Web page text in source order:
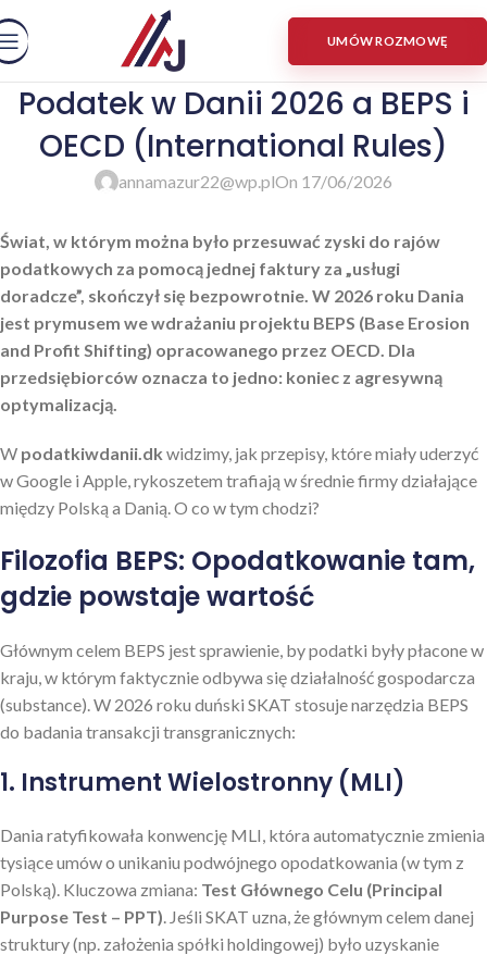
UMÓW ROZMOWĘ
Podatek w Danii 2026 a BEPS i
OECD (International Rules)
annamazur22@wp.plOn 17/06/2026
Świat, w którym można było przesuwać zyski do rajów
podatkowych za pomocą jednej faktury za „usługi
doradcze”, skończył się bezpowrotnie. W 2026 roku Dania
jest prymusem we wdrażaniu projektu BEPS (Base Erosion
and Profit Shifting) opracowanego przez OECD. Dla
przedsiębiorców oznacza to jedno: koniec z agresywną
optymalizacją.
W podatkiwdanii.dk widzimy, jak przepisy, które miały uderzyć
w Google i Apple, rykoszetem trafiają w średnie firmy działające
między Polską a Danią. O co w tym chodzi?
Filozofia BEPS: Opodatkowanie tam,
gdzie powstaje wartość
Głównym celem BEPS jest sprawienie, by podatki były płacone w
kraju, w którym faktycznie odbywa się działalność gospodarcza
(substance). W 2026 roku duński SKAT stosuje narzędzia BEPS
do badania transakcji transgranicznych:
1. Instrument Wielostronny (MLI)
Dania ratyfikowała konwencję MLI, która automatycznie zmienia
tysiące umów o unikaniu podwójnego opodatkowania (w tym z
Polską). Kluczowa zmiana: Test Głównego Celu (Principal
Purpose Test – PPT). Jeśli SKAT uzna, że głównym celem danej
struktury (np. założenia spółki holdingowej) było uzyskanie